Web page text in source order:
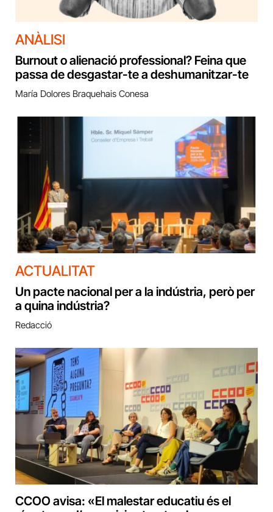
ANÀLISI
Burnout o alienació professional? Feina que
passa de desgastar-te a deshumanitzar-te
María Dolores Braquehais Conesa
ACTUALITAT
Un pacte nacional per a la indústria, però per
a quina indústria?
Redacció
CCOO avisa: «El malestar educatiu és el